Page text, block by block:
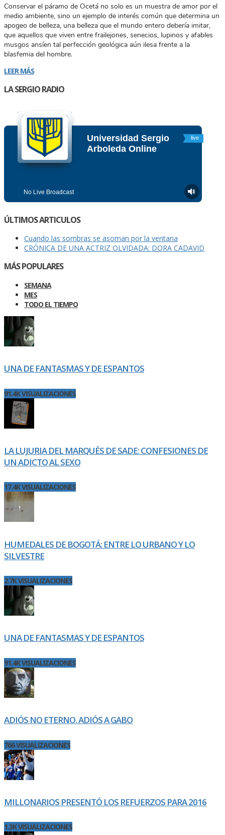
Conservar el páramo de Ocetá no solo es un muestra de amor por el
medio ambiente, sino un ejemplo de interés común que determina un
apogeo de belleza, una belleza que el mundo entero debería imitar,
que aquellos que viven entre frailejones, senecios, lupinos y afables
musgos ansíen tal perfección geológica aún ilesa frente a la
blasfemia del hombre.
LEER MÁS
LA SERGIO RADIO
ÚLTIMOS ARTICULOS
Cuando las sombras se asoman por la ventana
CRÓNICA DE UNA ACTRIZ OLVIDADA: DORA CADAVID
MÁS POPULARES
SEMANA
MES
TODO EL TIEMPO
UNA DE FANTASMAS Y DE ESPANTOS
91.4K VISUALIZACIONES
LA LUJURIA DEL MARQUÉS DE SADE: CONFESIONES DE
UN ADICTO AL SEXO
17.4K VISUALIZACIONES
HUMEDALES DE BOGOTÁ: ENTRE LO URBANO Y LO
SILVESTRE
2.7K VISUALIZACIONES
UNA DE FANTASMAS Y DE ESPANTOS
91.4K VISUALIZACIONES
ADIÓS NO ETERNO. ADIÓS A GABO
766 VISUALIZACIONES
MILLONARIOS PRESENTÓ LOS REFUERZOS PARA 2016
1.3K VISUALIZACIONES